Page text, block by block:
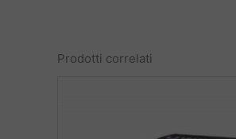
Prodotti correlati